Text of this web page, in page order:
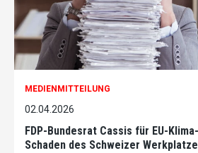
MEDIENMITTEILUNG
02.04.2026
FDP-Bundesrat Cassis für EU-
Schaden des Schweizer